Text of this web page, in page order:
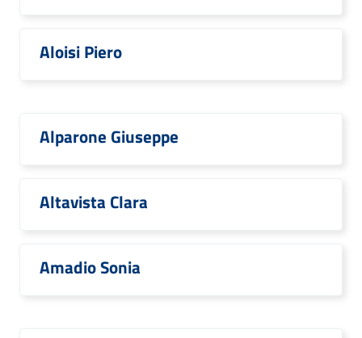
Aloisi Piero
Alparone Giuseppe
Altavista Clara
Amadio Sonia